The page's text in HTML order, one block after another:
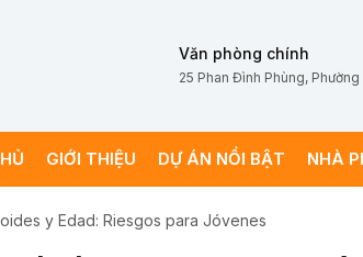
Văn phòng chính
25 Phan Đình Phùng, Phường
GIỚI THIỆU DỰ ÁN NỔI BẬT NHÀ
y Edad: Riesgos para Jóvenes